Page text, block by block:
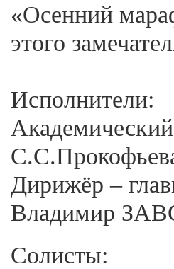
«Осенний
этого
Исполнители:
Дирижёр –
Владимир
Солисты: